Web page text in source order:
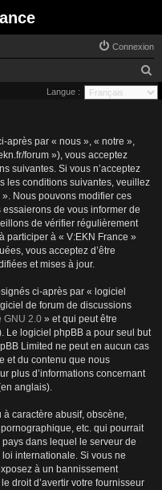
Connexion
e
Langue :
après par « nous », « notre »,
forum »), vous acceptez
suivantes. Si vous n’acceptez
les conditions suivantes, veuillez
Nous pouvons modifier ces
de vous informer de
de vérifier régulièrement
participer à « V:EKN France »
vous acceptez d’être
et mises à jour.
ci-après par « logiciel
de forum de discussions
GNU 2.0 » et qui peut être
Le logiciel phpBB a pour seul but
Limited ne peut en aucun cas
et du contenu que nous
plus d’informations concernant
anglais).
caractère abusif, obscène,
etc. qui pourrait
dans lequel le serveur de
internationale. Si vous ne
à un bannissement
droit d’avertir votre fournisseur